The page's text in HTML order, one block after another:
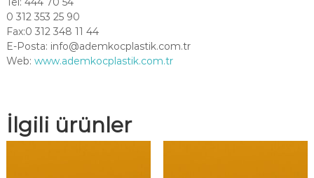
0 312 353 25 90
Fax:0 312 348 11 44
E-Posta: info@ademkocplastik.com.tr
Web: www.ademkocplastik.com.tr
İlgili ürünler